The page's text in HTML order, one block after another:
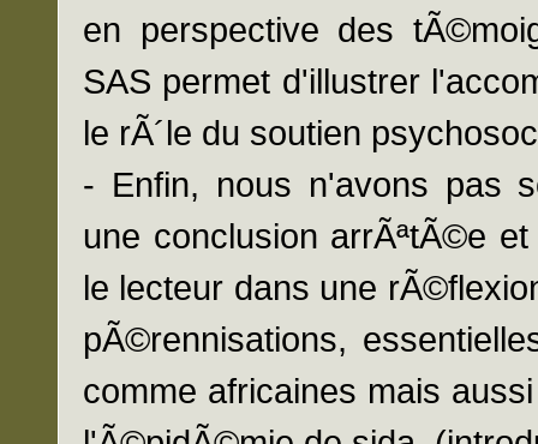
en perspective des
SAS permet d'illustrer
le rÃ´le du soutien
- Enfin, nous n'avons pas
une conclusion arrÃªtÃ©e
le lecteur dans une
pÃ©rennisations,
comme africaines mais